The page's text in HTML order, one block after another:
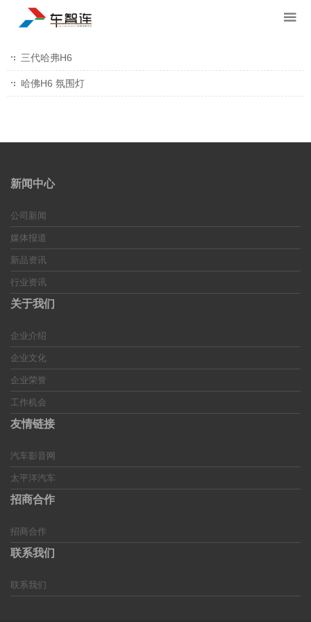
三代哈弗H6
哈佛H6 氛围灯
新闻中心
公司新闻
媒体报道
新品资讯
行业资讯
关于我们
企业介绍
企业文化
企业荣誉
工作机会
友情链接
汽车影音网
太平洋汽车
招商合作
招商合作
联系我们
联系我们